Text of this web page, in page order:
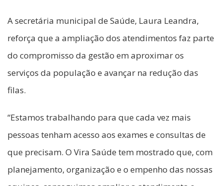
A secretária municipal de Saúde, Laura Leandra,
reforça que a ampliação dos atendimentos faz parte
do compromisso da gestão em aproximar os
serviços da população e avançar na redução das
filas.
“Estamos trabalhando para que cada vez mais
pessoas tenham acesso aos exames e consultas de
que precisam. O Vira Saúde tem mostrado que, com
planejamento, organização e o empenho das nossas